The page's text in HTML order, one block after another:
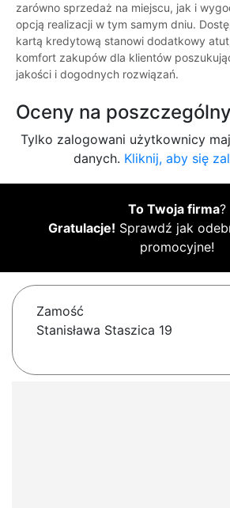
zarówno sprzedaż na miejscu, jak i
opcją realizacji w tym samym dniu.
kartą kredytową stanowi dodatkowy
komfort zakupów dla klientów
jakości i dogodnych rozwiązań.
Oceny na
Tylko zalogowani użytkownicy
danych. Kliknij, aby się
To Twoja firma?
Gratulacje! Sprawdź jak
promocyjne!
Zamość
Stanisława Staszica 19